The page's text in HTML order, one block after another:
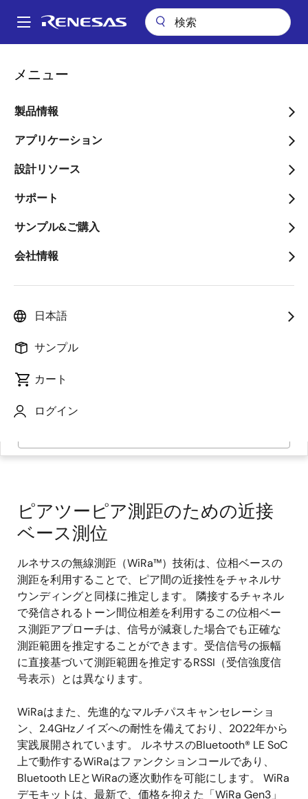
ン
Main
メニュー
製品情報
アプリケーション
設計リソース
サポート
サンプル&ご購入
会社情報
日本語
サンプル
カート
ログイン
パ
ン
く
ず
位相ベース無線測距（WiRa）
位相ベース無線測距
（WiRa）
ピアツーピア測距のための近接
ベース測位
ルネサスの無線測距（WiRa™）技術は、位相ベースの
測距を利用することで、ピア間の近接性をチャネルサ
ウンディングと同様に推定します。 隣接するチャネル
で発信されるトーン間位相差を利用するこの位相ベー
ス測距アプローチは、信号が減衰した場合でも正確な
測距範囲を推定することができます。受信信号の振幅
に直接基づいて測距範囲を推定するRSSI（受信強度信
号表示）とは異なります。
WiRaはまた、先進的なマルチパスキャンセレーショ
ン、2.4GHzノイズへの耐性を備えており、2022年から
実践展開されています。 ルネサスのBluetooth® LE SoC
上で動作するWiRaはファンクションコールであり、
Bluetooth LEとWiRaの逐次動作を可能にします。 WiRa
デモキットは、最新で、価格を抑えた「WiRa Gen3」